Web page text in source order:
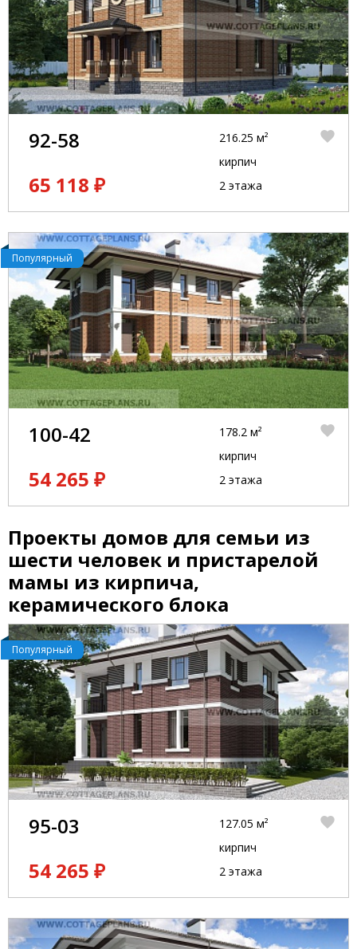
92-58
65 118 ₽
216.25 м²
кирпич
2 этажа
Популярный
100-42
54 265 ₽
178.2 м²
кирпич
2 этажа
Проекты домов для семьи из
шести человек и пристарелой
мамы из кирпича,
керамического блока
Популярный
95-03
54 265 ₽
127.05 м²
кирпич
2 этажа